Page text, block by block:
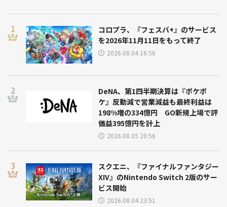
コロプラ、『フェスバ+』のサービス
を2026年11月11日をもって終了
2026.08.04 16:56
DeNA、第1四半期決算は『ポケポ
ケ』反動減で営業減益も最終利益は
198%増の334億円 GO新規上場で評
価益395億円を計上
2026.08.05 20:56
スクエニ、『ファイナルファンタジー
XIV』のNintendo Switch 2版のサー
ビス開始
2026.08.04 23:51